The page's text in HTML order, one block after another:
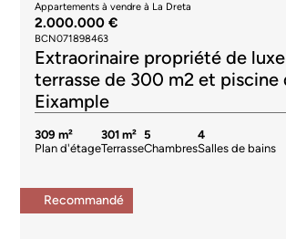
Appartements à vendre à La Dreta
2.000.000 €
BCN071898463
Extraorinaire propriété de
terrasse de 300 m2 et piscine
Eixample
309 m²
Plan d'étage
301 m²
Terrasse
5
Chambres
4
Salles de bains
Recommandé